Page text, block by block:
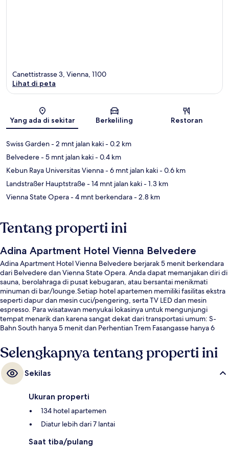
Peta
Canettistrasse 3, Vienna, 1100
Lihat di peta
Yang ada di sekitar Berkeliling Restoran
Swiss Garden- 2 mnt jalan kaki- 0.2 km
Belvedere- 5 mnt jalan kaki- 0.4 km
Kebun Raya Universitas Vienna- 6 mnt jalan kaki- 0.6 km
Landstraßer Hauptstraße- 14 mnt jalan kaki- 1.3 km
Vienna State Opera- 4 mnt berkendara- 2.8 km
Tentang properti ini
Adina Apartment Hotel Vienna Belvedere
Adina Apartment Hotel Vienna Belvedere berjarak 5 menit berkendara
dari Belvedere dan Vienna State Opera. Anda dapat memanjakan diri di
sauna, berolahraga di pusat kebugaran, atau bersantai menikmati
minuman di bar/lounge.Setiap hotel apartemen memiliki fasilitas ekstra
seperti dapur dan mesin cuci/pengering, serta TV LED dan mesin
espresso. Para wisatawan menyukai lokasinya untuk mengunjungi
tempat menarik dan karena sangat dekat dari transportasi umum: S-
Bahn South hanya 5 menit dan Perhentian Trem Fasangasse hanya 6
Selengkapnya tentang properti ini
Sekilas
Ukuran properti
134 hotel apartemen
Diatur lebih dari 7 lantai
Saat tiba/pulang